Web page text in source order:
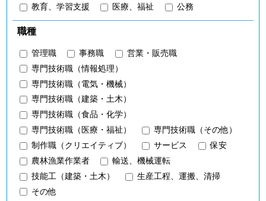
教育、学習支援
医療、福祉 公務
職種
管理職 事務職
営業・販売職
専門技術職（情報処理）
専門技術職（電気・機械）
専門技術職（建築・土木）
専門技術職（食品・化学）
専門技術職（医療・福祉）
専門技術職（その他）
制作職（クリエイティブ）
サービス
保安
農林漁業作業者
輸送、機械運転
技能工（建築・土木）
生産工程、運搬、清掃
その他